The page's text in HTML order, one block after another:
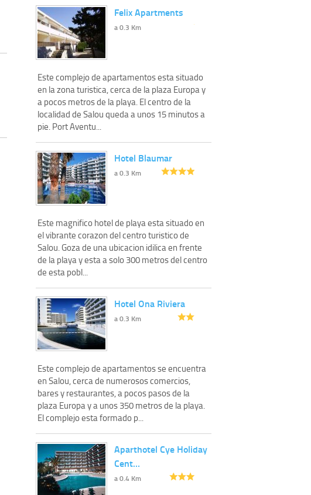
Felix Apartments
a 0.3 Km
Este complejo de apartamentos esta situado
en la zona turistica, cerca de la plaza Europa y
a pocos metros de la playa. El centro de la
localidad de Salou queda a unos 15 minutos a
pie. Port Aventu...
Hotel Blaumar
a 0.3 Km
Este magnifico hotel de playa esta situado en
el vibrante corazon del centro turistico de
Salou. Goza de una ubicacion idilica en frente
de la playa y esta a solo 300 metros del centro
de esta pobl...
Hotel Ona Riviera
a 0.3 Km
Este complejo de apartamentos se encuentra
en Salou, cerca de numerosos comercios,
bares y restaurantes, a pocos pasos de la
plaza Europa y a unos 350 metros de la playa.
El complejo esta formado p...
Aparthotel Cye Holiday
Cent…
a 0.4 Km